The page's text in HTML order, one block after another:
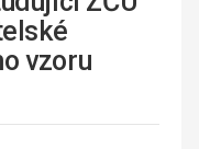
vzoru